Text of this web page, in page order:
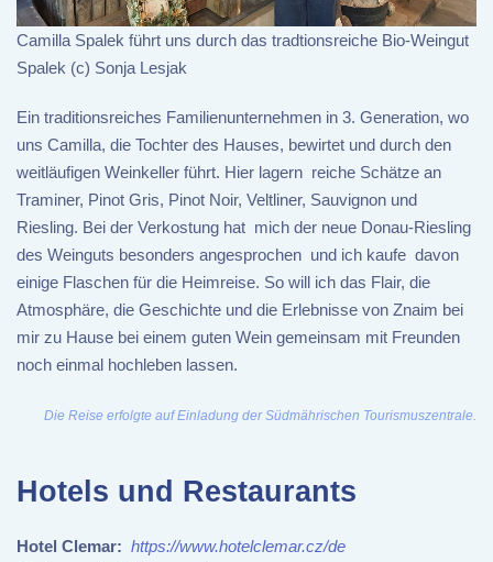
Camilla Spalek führt uns durch das tradtionsreiche Bio-Weingut
Spalek (c) Sonja Lesjak
Ein traditionsreiches Familienunternehmen in 3. Generation, wo
uns Camilla, die Tochter des Hauses, bewirtet und durch den
weitläufigen Weinkeller führt. Hier lagern reiche Schätze an
Traminer, Pinot Gris, Pinot Noir, Veltliner, Sauvignon und
Riesling. Bei der Verkostung hat mich der neue Donau-Riesling
des Weinguts besonders angesprochen und ich kaufe davon
einige Flaschen für die Heimreise. So will ich das Flair, die
Atmosphäre, die Geschichte und die Erlebnisse von Znaim bei
mir zu Hause bei einem guten Wein gemeinsam mit Freunden
noch einmal hochleben lassen.
Die Reise erfolgte auf Einladung der Südmährischen Tourismuszentrale.
Hotels und Restaurants
Hotel Clemar: https://www.hotelclemar.cz/de